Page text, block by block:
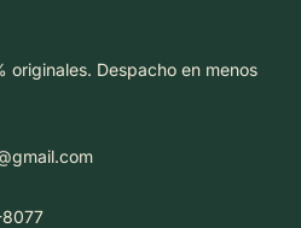
originales. Despacho en menos
8077